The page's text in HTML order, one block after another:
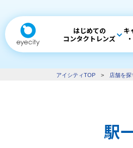
はじめての
コンタクトレンズ
キ
アイシティTOP > 店舗を探
駅